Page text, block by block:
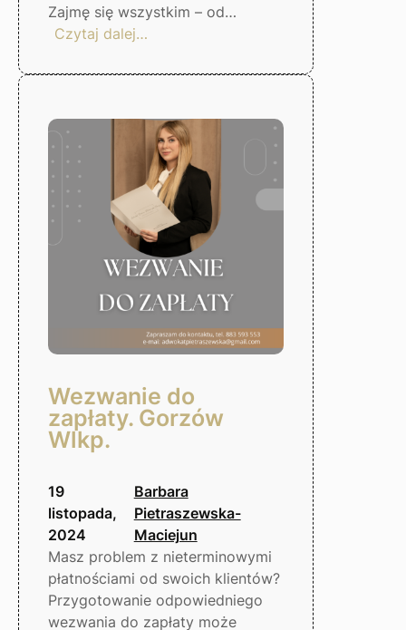
Zajmę się wszystkim – od…
Czytaj dalej…
windykacja
–
Gorzów
Wlkp.
Wezwanie do
zapłaty. Gorzów
Wlkp.
19
listopada,
2024
Barbara
Pietraszewska-
Maciejun
Masz problem z nieterminowymi
płatnościami od swoich klientów?
Przygotowanie odpowiedniego
wezwania do zapłaty może